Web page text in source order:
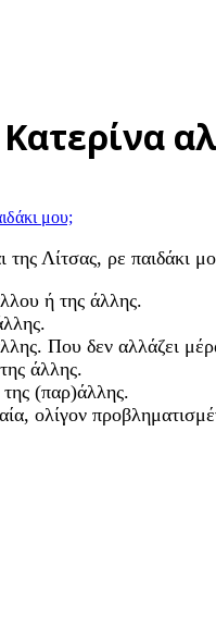
Λίτσας, ρε παιδάκι
ή της άλλης.
Που δεν αλλάζει
άλλης.
(παρ)άλλης.
ολίγον